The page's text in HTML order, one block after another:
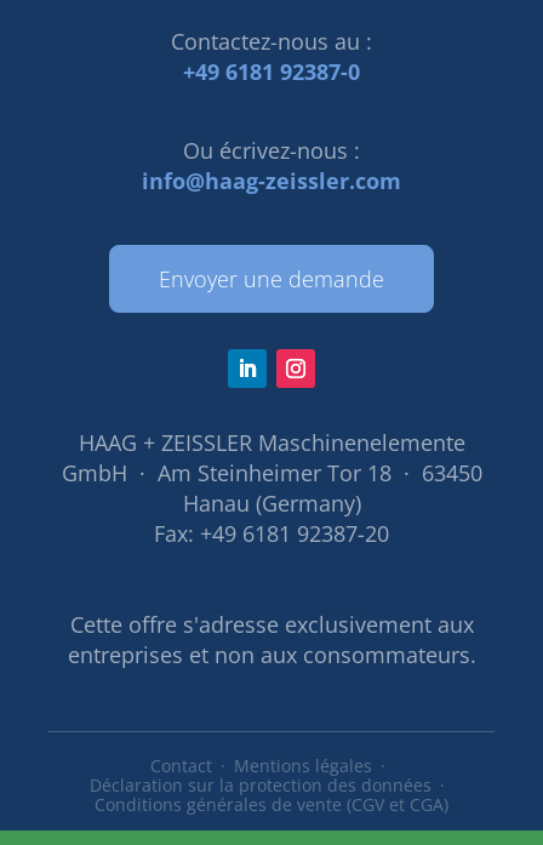
Contactez-nous au :
+49 6181 92387-0
Ou écrivez-nous :
info@haag-zeissler.com
Envoyer une demande
HAAG + ZEISSLER Maschinenelemente
GmbH · Am Steinheimer Tor 18 · 63450
Hanau (Germany)
Fax: +49 6181 92387-20
Cette offre s'adresse exclusivement aux
entreprises et non aux consommateurs.
Contact
Mentions légales
Déclaration sur la protection des données
Conditions générales de vente (CGV et CGA)